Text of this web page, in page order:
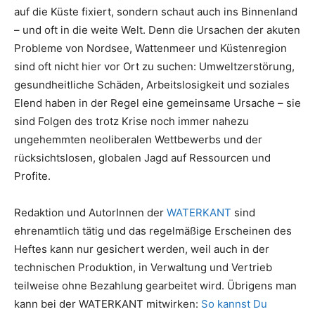
auf die Küste fixiert, sondern schaut auch ins Binnenland
– und oft in die weite Welt. Denn die Ursachen der akuten
Probleme von Nordsee, Wattenmeer und Küstenregion
sind oft nicht hier vor Ort zu suchen: Umweltzerstörung,
gesundheitliche Schäden, Arbeitslosigkeit und soziales
Elend haben in der Regel eine gemeinsame Ursache – sie
sind Folgen des trotz Krise noch immer nahezu
ungehemmten neoliberalen Wettbewerbs und der
rücksichtslosen, globalen Jagd auf Ressourcen und
Profite.
Redaktion und AutorInnen der WATERKANT sind
ehrenamtlich tätig und das regelmäßige Erscheinen des
Heftes kann nur gesichert werden, weil auch in der
technischen Produktion, in Verwaltung und Vertrieb
teilweise ohne Bezahlung gearbeitet wird. Übrigens man
kann bei der WATERKANT mitwirken: So kannst Du